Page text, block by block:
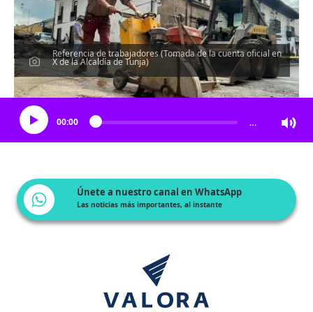
Referencia de trabajadores (Tomada de la cuenta oficial en
X de la Alcaldía de Tunja)
Escucha el artículo
00:00 …
Únete a nuestro canal en WhatsApp
Las noticias más importantes, al instante